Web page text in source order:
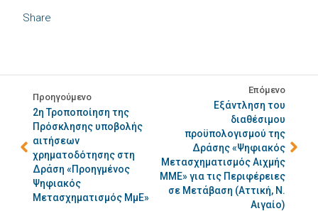
Share
Προηγούμενο
2η Τροποποίηση της
Πρόσκλησης υποβολής
αιτήσεων
χρηματοδότησης στη
Δράση «Προηγμένος
Ψηφιακός
Μετασχηματισμός ΜμΕ»
Επόμενο
Εξάντληση του
διαθέσιμου
προϋπολογισμού της
Δράσης «Ψηφιακός
Μετασχηματισμός Αιχμής
ΜΜΕ» για τις Περιφέρειες
σε Μετάβαση (Αττική, Ν.
Αιγαίο)